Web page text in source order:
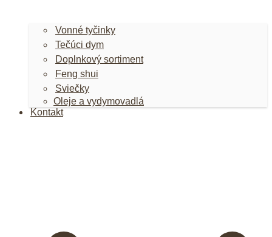
Vonné tyčinky
Tečúci dym
Doplnkový sortiment
Feng shui
Sviečky
Oleje a vydymovadlá
Kontakt